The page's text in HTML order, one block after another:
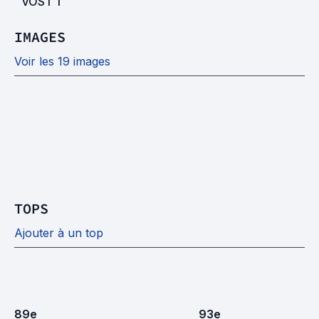
IMAGES
Voir les 19 images
TOPS
Ajouter à un top
89e 93e